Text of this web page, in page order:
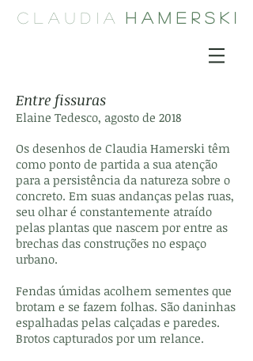
C L A U D I A H A M E R S K I
Entre fissuras
Elaine Tedesco, agosto de 2018
Os desenhos de Claudia Hamerski têm
como ponto de partida a sua atenção
para a persistência da natureza sobre o
concreto. Em suas andanças pelas ruas,
seu olhar é constantemente atraído
pelas plantas que nascem por entre as
brechas das construções no espaço
urbano.
Fendas úmidas acolhem sementes que
brotam e se fazem folhas. São daninhas
espalhadas pelas calçadas e paredes.
Brotos capturados por um relance.